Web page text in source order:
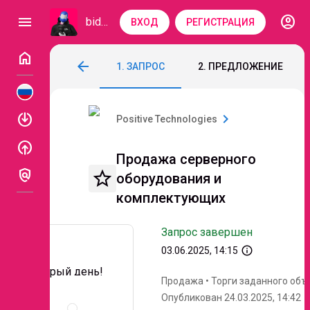
menu bidzaar ВХОД РЕГИСТРАЦИЯ
account_circle
home
enable
enable
policy
arrow_back
Продажа серверного оборудования и
1. ЗАПРОС 2. ПРЕДЛОЖЕНИЕ
Positive Technologies chevron_right
star_border
Продажа серверного
оборудования и
комплектующих
Добрый день!
Запрос завершен
03.06.2025, 14:15 info_outline
Продажа • Торги заданного
Опубликован 24.03.2025, 14:42